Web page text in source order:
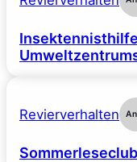
Revierverhalten